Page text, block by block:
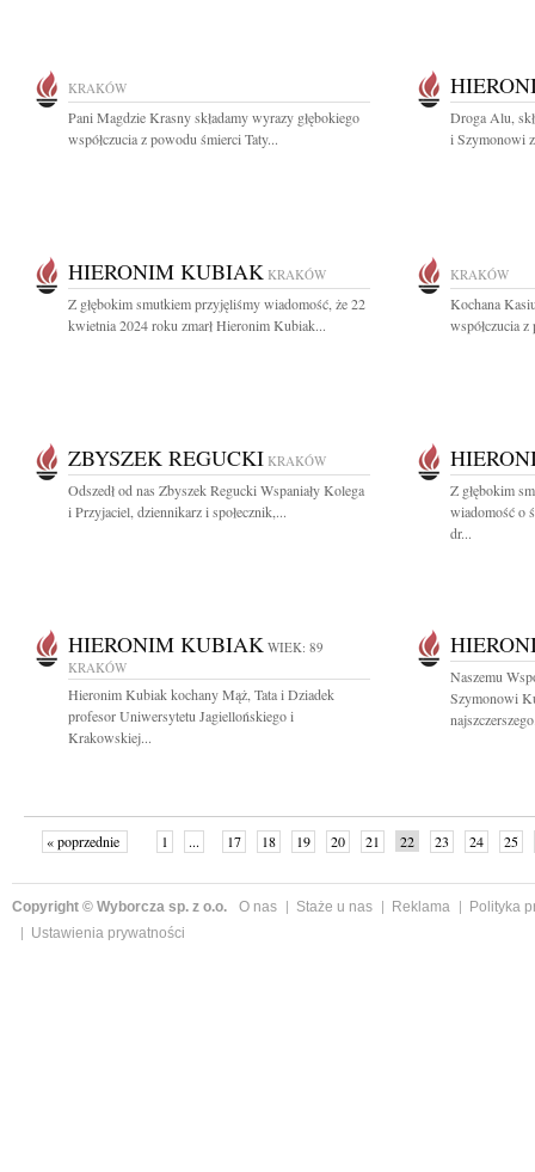
KRAKÓW
Pani Magdzie Krasny składamy wyrazy głębokiego
współczucia z powodu śmierci Taty...
Droga Alu,
i Szymonowi
HIERONIM KUBIAK KRAKÓW
Z głębokim smutkiem przyjęliśmy wiadomość, że 22
kwietnia 2024 roku zmarł Hieronim Kubiak...
KRAKÓW
Kochana
współczucia
ZBYSZEK REGUCKI KRAKÓW
Odszedł od nas Zbyszek Regucki Wspaniały Kolega
i Przyjaciel, dziennikarz i społecznik,...
Z głębokim
wiadomość o
dr...
HIERONIM KUBIAK WIEK: 89
KRAKÓW
Hieronim Kubiak kochany Mąż, Tata i Dziadek
profesor Uniwersytetu Jagiellońskiego i
Krakowskiej...
Naszemu
Szymonowi
« poprzednie 1 ... 17 18 19 20 21 22 23 24
25
Copyright © Wyborcza sp. z o.o. O nas Staże u nas Reklama
Polityka
Ustawienia prywatności